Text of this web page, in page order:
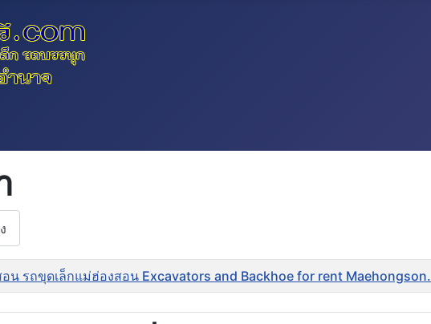
รถขุดเล็กแม่ฮ่องสอน Excavators and Backhoe for rent Maehongson.